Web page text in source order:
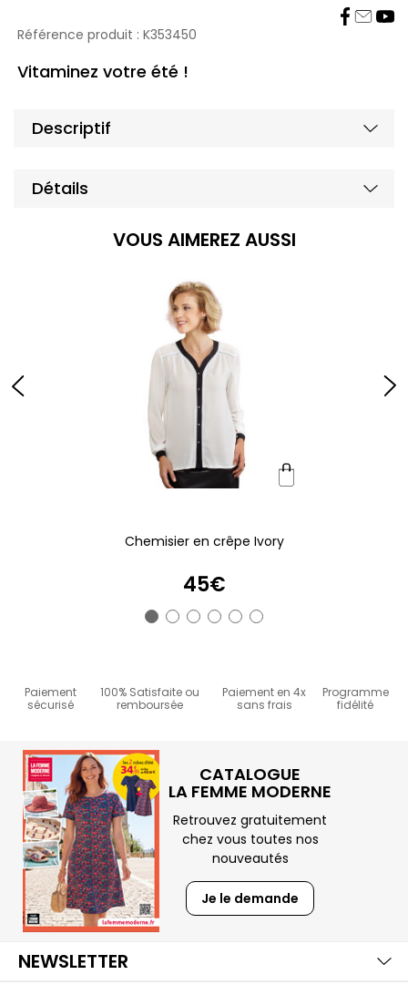
Référence produit : K353450
Vitaminez votre été !
Descriptif
Détails
VOUS AIMEREZ AUSSI
Chemisier en crêpe Ivory
45€
Paiement
sécurisé
100% Satisfaite ou
remboursée
Paiement en 4x
sans frais
Programme
fidélité
CATALOGUE
LA FEMME MODERNE
Retrouvez gratuitement
chez vous toutes nos
nouveautés
Je le demande
NEWSLETTER